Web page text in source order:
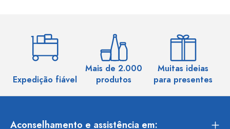
Expedição fiável
Mais de 2.000
produtos
Muitas ideias
para presentes
Aconselhamento e assistência em: